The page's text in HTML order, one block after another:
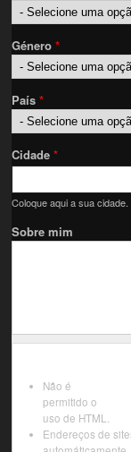
Género*
País*
Cidade*
Coloque aqui a sua cidade.
Sobre mim
Não é
permitido o
uso de HTML.
Endereços de